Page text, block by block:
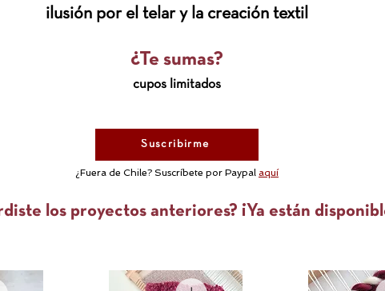
ilusión por el telar y la creación textil
¿Te sumas?
cupos limitados
Suscribirme
¿Fuera de Chile? Suscríbete por Paypal aquí
los proyectos anteriores? ¡Ya están